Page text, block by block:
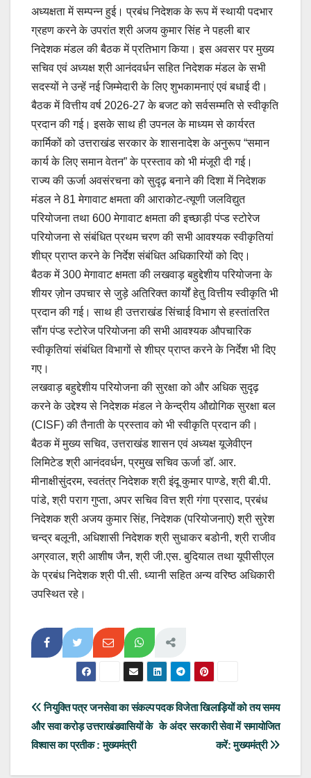
अध्यक्षता में सम्पन्न हुई। प्रबंध निदेशक के रूप में स्थायी पदभार
ग्रहण करने के उपरांत श्री अजय कुमार सिंह ने पहली बार
निदेशक मंडल की बैठक में प्रतिभाग किया। इस अवसर पर मुख्य
सचिव एवं अध्यक्ष श्री आनंदवर्धन सहित निदेशक मंडल के सभी
सदस्यों ने उन्हें नई जिम्मेदारी के लिए शुभकामनाएं एवं बधाई दी।
बैठक में वित्तीय वर्ष 2026-27 के बजट को सर्वसम्मति से स्वीकृति
प्रदान की गई। इसके साथ ही उपनल के माध्यम से कार्यरत
कार्मिकों को उत्तराखंड सरकार के शासनादेश के अनुरूप “समान
कार्य के लिए समान वेतन” के प्रस्ताव को भी मंजूरी दी गई।
राज्य की ऊर्जा अवसंरचना को सुदृढ़ बनाने की दिशा में निदेशक
मंडल ने 81 मेगावाट क्षमता की आराकोट-त्यूणी जलविद्युत
परियोजना तथा 600 मेगावाट क्षमता की इच्छाड़ी पंप्ड स्टोरेज
परियोजना से संबंधित प्रथम चरण की सभी आवश्यक स्वीकृतियां
शीघ्र प्राप्त करने के निर्देश संबंधित अधिकारियों को दिए।
बैठक में 300 मेगावाट क्षमता की लखवाड़ बहुद्देशीय परियोजना के
शीयर ज़ोन उपचार से जुड़े अतिरिक्त कार्यों हेतु वित्तीय स्वीकृति भी
प्रदान की गई। साथ ही उत्तराखंड सिंचाई विभाग से हस्तांतरित
सौंग पंप्ड स्टोरेज परियोजना की सभी आवश्यक औपचारिक
स्वीकृतियां संबंधित विभागों से शीघ्र प्राप्त करने के निर्देश भी दिए
गए।
लखवाड़ बहुद्देशीय परियोजना की सुरक्षा को और अधिक सुदृढ़
करने के उद्देश्य से निदेशक मंडल ने केन्द्रीय औद्योगिक सुरक्षा बल
(CISF) की तैनाती के प्रस्ताव को भी स्वीकृति प्रदान की।
बैठक में मुख्य सचिव, उत्तराखंड शासन एवं अध्यक्ष यूजेवीएन
लिमिटेड श्री आनंदवर्धन, प्रमुख सचिव ऊर्जा डॉ. आर.
मीनाक्षीसुंदरम, स्वतंत्र निदेशक श्री इंदू कुमार पाण्डे, श्री बी.पी.
पांडे, श्री पराग गुप्ता, अपर सचिव वित्त श्री गंगा प्रसाद, प्रबंध
निदेशक श्री अजय कुमार सिंह, निदेशक (परियोजनाएं) श्री सुरेश
चन्द्र बलूनी, अधिशासी निदेशक श्री सुधाकर बडोनी, श्री राजीव
अग्रवाल, श्री आशीष जैन, श्री जी.एस. बुदियाल तथा यूपीसीएल
के प्रबंध निदेशक श्री पी.सी. ध्यानी सहित अन्य वरिष्ठ अधिकारी
उपस्थित रहे।
Post
navigation
पदक विजेता खिलाड़ियों को तय समय
के अंदर सरकारी सेवा में समायोजित
करें: मुख्यमंत्री
नियुक्ति पत्र जनसेवा का संकल्प
और सवा करोड़ उत्तराखंडवासियों के
विश्वास का प्रतीक : मुख्यमंत्री